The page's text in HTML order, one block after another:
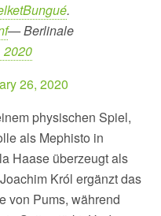
.
— Berlinale
2020
26, 2020
physischen Spiel,
als Mephisto in
Haase überzeugt als
Król ergänzt das
von Pums, während